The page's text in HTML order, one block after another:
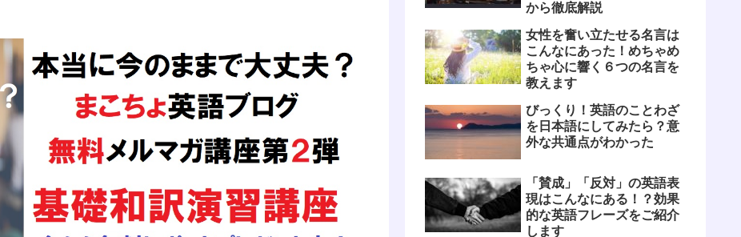
から徹底解説
女性を奮い立たせる名言は
こんなにあった！めちゃめ
ちゃ心に響く６つの名言を
教えます
びっくり！英語のことわざ
を日本語にしてみたら？意
外な共通点がわかった
「賛成」「反対」の英語表
現はこんなにある！？効果
的な英語フレーズをご紹介
します